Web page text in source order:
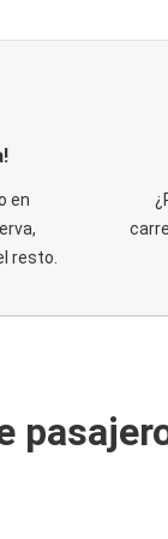
en
resto.